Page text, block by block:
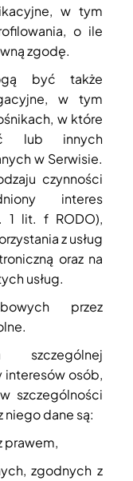
w tym
o ile
zgodę.
być także
w tym
w które
lub innych
w Serwisie.
czynności
interes
1 lit. f RODO),
z usług
oraz na
usług.
przez
szczególnej
interesów osób,
szczególności
niego dane są:
prawem,
zgodnych z